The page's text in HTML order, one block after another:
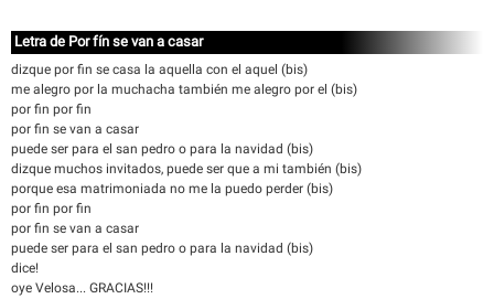
Letra de Por fín se van a casar
dizque por fin se casa la aquella con el aquel (bis)
me alegro por la muchacha también me alegro por el (bis)
por fin por fin
por fin se van a casar
puede ser para el san pedro o para la navidad (bis)
dizque muchos invitados, puede ser que a mi también (bis)
porque esa matrimoniada no me la puedo perder (bis)
por fin por fin
por fin se van a casar
puede ser para el san pedro o para la navidad (bis)
dice!
oye Velosa... GRACIAS!!!